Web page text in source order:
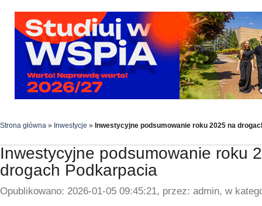
Strona główna » Inwestycje » Inwestycyjne podsumowanie roku 2025 na
Inwestycyjne podsumowanie roku
drogach Podkarpacia
Opublikowano: 2026-01-05 09:45:21, przez: admin, w